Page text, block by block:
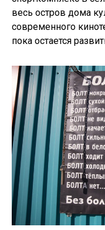
весь остров дома
современного
пока остается